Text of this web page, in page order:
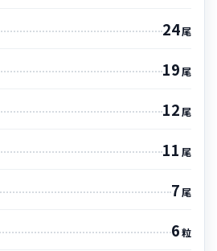
24尾
19尾
12尾
11 尾
7尾
6粒